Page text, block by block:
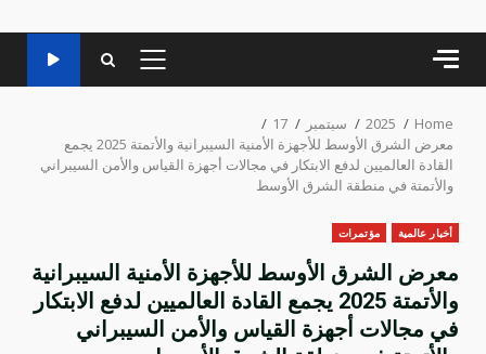
PRIMARY
Home
2025 سبتمبر
17
معرض الشرق الأوسط للأجهزة الأمنية السيبرانية والأتمتة 2025 يجمع
القادة العالميين لدفع الابتكار في مجالات أجهزة القياس والأمن السيبراني
والأتمتة في منطقة الشرق الأوسط
أخبار عالمية مؤتمرات
معرض الشرق الأوسط للأجهزة الأمنية السيبرانية
والأتمتة 2025 يجمع القادة العالميين لدفع الابتكار
في مجالات أجهزة القياس والأمن السيبراني